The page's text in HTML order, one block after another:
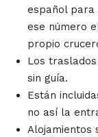
español para
ese número
propio
Los
sin guía.
Están
no así la
Alojamientos